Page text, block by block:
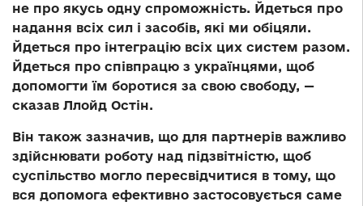
не про якусь одну спроможність. Йдеться про
надання всіх сил і засобів, які ми обіцяли.
Йдеться про інтеграцію всіх цих систем разом.
Йдеться про співпрацю з українцями, щоб
допомогти їм боротися за свою свободу, —
сказав Ллойд Остін.
Він також зазначив, що для партнерів важливо
здійснювати роботу над підзвітністю, щоб
суспільство могло пересвідчитися в тому, що
вся допомога ефективно застосовується саме